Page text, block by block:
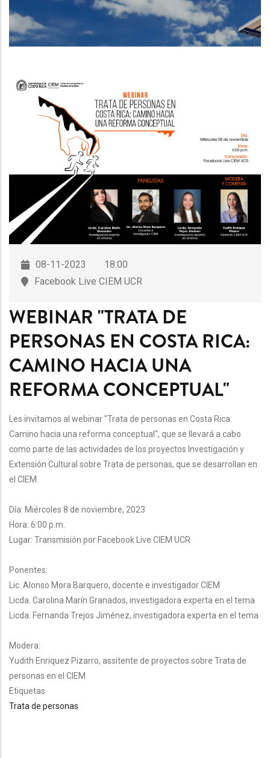
NAVEGACIÓN
08-11-2023
18:00
Facebook Live CIEM UCR
WEBINAR "TRATA DE
PERSONAS EN COSTA RICA:
CAMINO HACIA UNA
REFORMA CONCEPTUAL"
Les invitamos al webinar "Trata de personas en Costa Rica:
Camino hacia una reforma conceptual", que se llevará a cabo
como parte de las actividades de los proyectos Investigación y
Extensión Cultural sobre Trata de personas, que se desarrollan en
el CIEM.
Día: Miércoles 8 de noviembre, 2023
Hora: 6:00 p.m.
Lugar: Transmisión por Facebook Live CIEM UCR
Ponentes:
Lic. Alonso Mora Barquero, docente e investigador CIEM
Licda. Carolina Marín Granados, investigadora experta en el tema
Licda. Fernanda Trejos Jiménez, investigadora experta en el tema
Modera:
Yudith Enriquez Pizarro, assitente de proyectos sobre Trata de
personas en el CIEM
Etiquetas
Trata de personas